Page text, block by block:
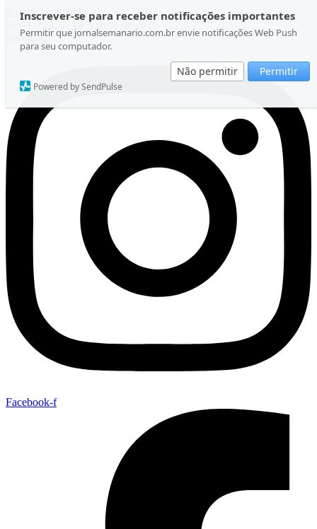
Inscrever-se para receber notificações importantes
Permitir que jornalsemanario.com.br envie notificações Web Push
para seu computador.
Não permitir Permitir
Powered by SendPulse
Ir para o conteúdo
Sexta-feira, 07 de Agosto de 2026
Instagram
Facebook-f